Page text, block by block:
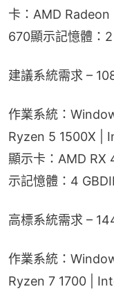
卡：AMD
670顯示記憶體：
建議系統需求 –
作業系統：
Ryzen 5 1500X |
顯示卡：AMD
示記憶體：4
高標系統需求 –
作業系統：
Ryzen 7 1700 |